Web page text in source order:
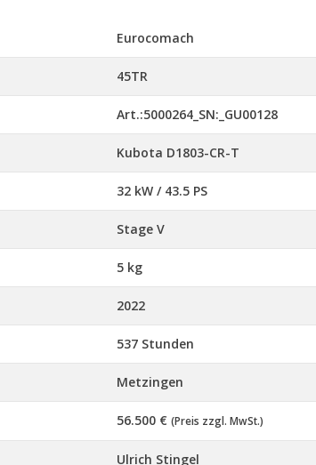
Eurocomach
45TR
Art.:5000264_SN:_GU00128
Kubota D1803-CR-T
32 kW / 43.5 PS
Stage V
5 kg
2022
537 Stunden
Metzingen
56.500 € (Preis zzgl. MwSt.)
Ulrich Stingel